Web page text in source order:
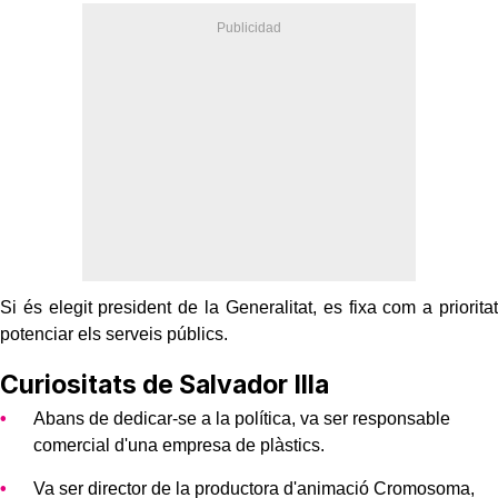
Si és elegit president de la Generalitat, es fixa com a prioritat
potenciar els serveis públics.
Curiositats de Salvador Illa
Abans de dedicar-se a la política, va ser responsable
comercial d'una empresa de plàstics.
Va ser director de la productora d'animació Cromosoma,